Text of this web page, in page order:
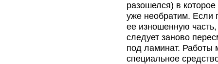
разошелся) в
уже необратим. Если
ее изношенную
следует заново
под ламинат. Работы
специальное